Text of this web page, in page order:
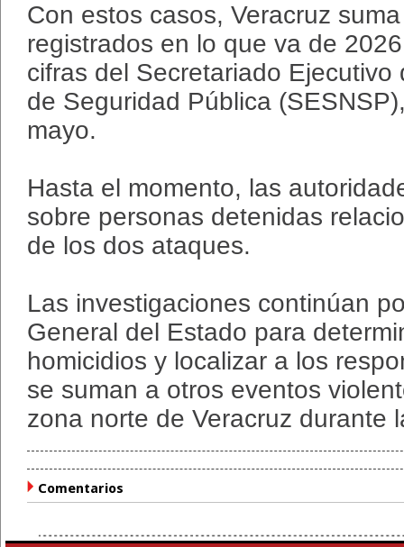
Con estos casos, Veracruz
registrados en lo que va de
cifras del Secretariado Ejecutivo
de Seguridad Pública
mayo.
Hasta el momento, las
sobre personas detenidas
de los dos ataques.
Las investigaciones continúan
General del Estado para
homicidios y localizar a los
se suman a otros eventos
zona norte de Veracruz durante
Comentarios